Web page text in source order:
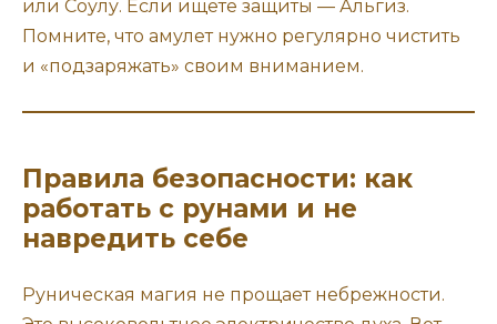
или Соулу. Если ищете защиты — Альгиз.
Помните, что амулет нужно регулярно чистить
и «подзаряжать» своим вниманием.
Правила безопасности: как
работать с рунами и не
навредить себе
Руническая магия не прощает небрежности.